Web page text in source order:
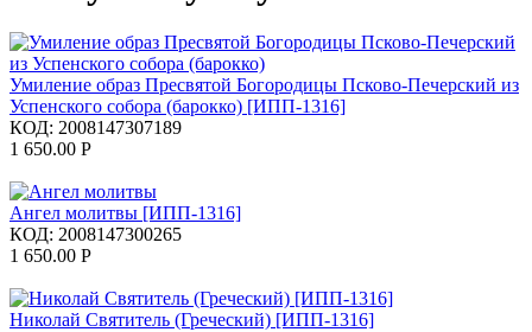
Умиление образ Пресвятой Богородицы Псково-Печерский из
Успенского собора (барокко) [ИПП-1316]
КОД: 2008147307189
1 650.00 Р
Ангел молитвы [ИПП-1316]
КОД: 2008147300265
1 650.00 Р
Николай Святитель (Греческий) [ИПП-1316]